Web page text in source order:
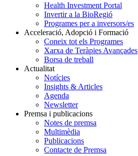
Health Investment Portal
Invertir a la BioRegió
Programes per a inversors/es
Acceleració, Adopció i Formació
Coneix tot els Programes
Xarxa de Teràpies Avançades
Borsa de treball
Actualitat
Notícies
Insights & Articles
Agenda
Newsletter
Premsa i publicacions
Notes de premsa
Multimèdia
Publicacions
Contacte de Premsa